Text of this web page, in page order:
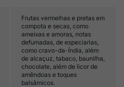
Frutas vermelhas e pretas em
compota e secas, como
ameixas e amoras, notas
defumadas, de especiarias,
como cravo-da-Índia, além
de alcaçuz, tabaco, baunilha,
chocolate, além de licor de
amêndoas e toques
balsâmicos.